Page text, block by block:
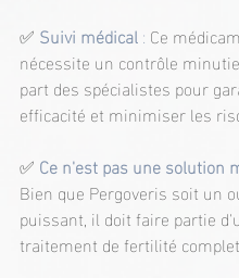
✅ Suivi médical : Ce
nécessite un contrôle
part des spécialistes pour
efficacité et minimiser les
✅ Ce n'est pas une solution
Bien que Pergoveris soit un
puissant, il doit faire partie
traitement de fertilité